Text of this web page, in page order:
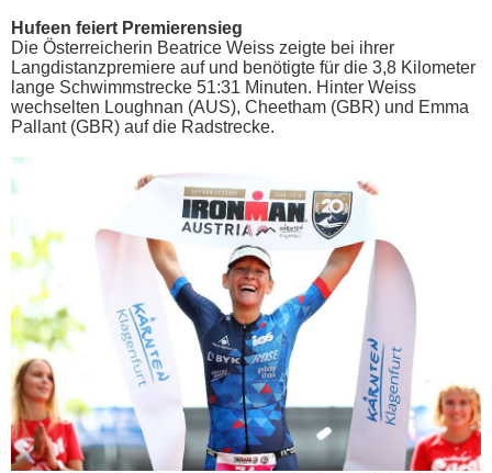
Hufeen feiert Premierensieg
Die Österreicherin Beatrice Weiss zeigte bei ihrer
Langdistanzpremiere auf und benötigte für die 3,8 Kilometer
lange Schwimmstrecke 51:31 Minuten. Hinter Weiss
wechselten Loughnan (AUS), Cheetham (GBR) und Emma
Pallant (GBR) auf die Radstrecke.